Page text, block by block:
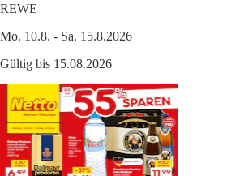
REWE
Mo. 10.8. - Sa. 15.8.2026
Gültig bis 15.08.2026